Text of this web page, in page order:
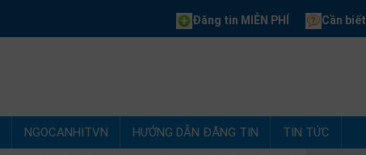
Đăng tin MIỄN PHÍ Cần biết
NGOCANHITVN HƯỚNG DẪN ĐĂNG TIN TIN TỨC